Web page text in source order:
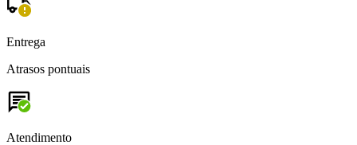
Entrega
Atrasos pontuais
Atendimento